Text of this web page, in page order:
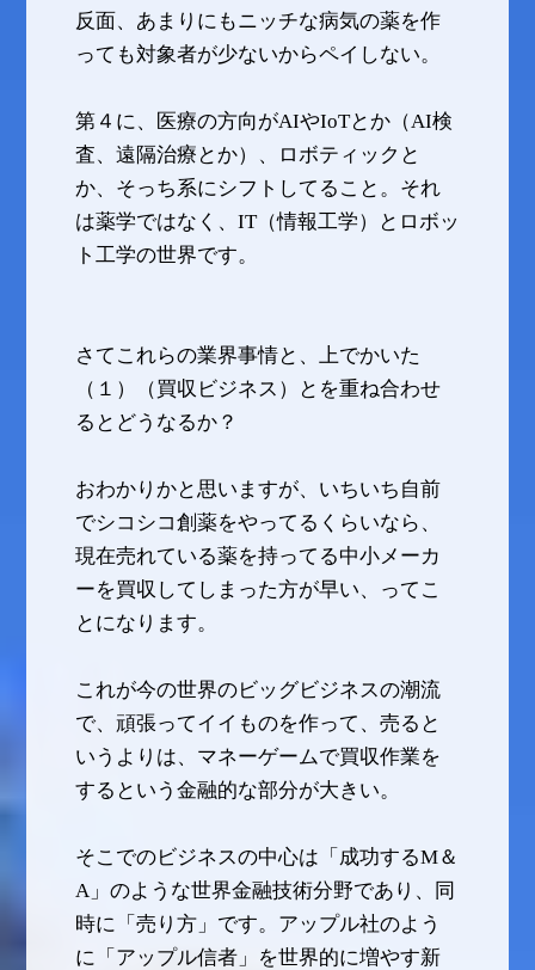
反面、あまりにもニッチな病気の薬を作
っても対象者が少ないからペイしない。
第４に、医療の方向がAIやIoTとか（AI検
査、遠隔治療とか）、ロボティックと
か、そっち系にシフトしてること。それ
は薬学ではなく、IT（情報工学）とロボッ
ト工学の世界です。
さてこれらの業界事情と、上でかいた
（１）（買収ビジネス）とを重ね合わせ
るとどうなるか？
おわかりかと思いますが、いちいち自前
でシコシコ創薬をやってるくらいなら、
現在売れている薬を持ってる中小メーカ
ーを買収してしまった方が早い、ってこ
とになります。
これが今の世界のビッグビジネスの潮流
で、頑張ってイイものを作って、売ると
いうよりは、マネーゲームで買収作業を
するという金融的な部分が大きい。
そこでのビジネスの中心は「成功するM＆
A」のような世界金融技術分野であり、同
時に「売り方」です。アップル社のよう
に「アップル信者」を世界的に増やす新